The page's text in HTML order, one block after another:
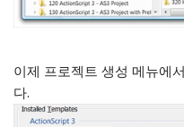
이제 프로젝트 생성 메뉴에
다.